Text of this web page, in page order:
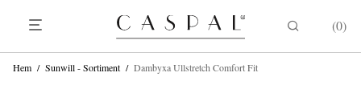
0
Hem / Sunwill - Sortiment / Dambyxa Ullstretch Comfort Fit